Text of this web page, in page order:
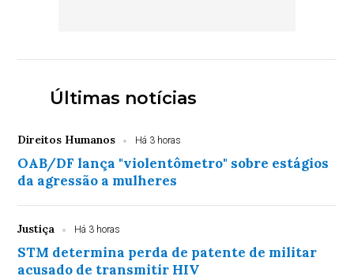
Últimas notícias
Direitos Humanos Há 3 horas
OAB/DF lança "violentômetro" sobre estágios
da agressão a mulheres
Justiça Há 3 horas
STM determina perda de patente de militar
acusado de transmitir HIV